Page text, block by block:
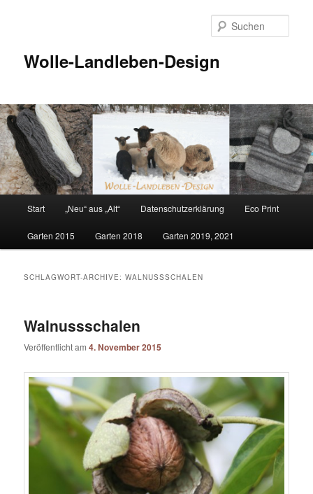
Wolle-Landleben-Design
Zum
Inhalt
Zum
sekundären
Start „Neu“ aus „Alt“ Datenschutzerklärung Eco Print
Garten 2015 Garten 2018 Garten 2019, 2021
SCHLAGWORT-ARCHIVE:WALNUSSSCHALEN
Walnussschalen
Veröffentlicht am4. November 2015